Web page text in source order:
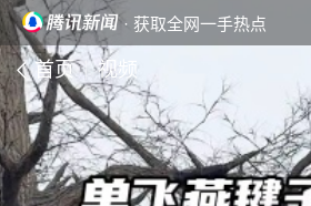
· 获取全网一手热点
首页 视频